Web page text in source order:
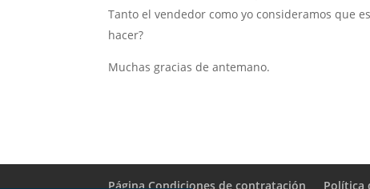
Tanto el vendedor como yo consideramos que
hacer?
Muchas gracias de antemano.
Página Condiciones de contratación Política